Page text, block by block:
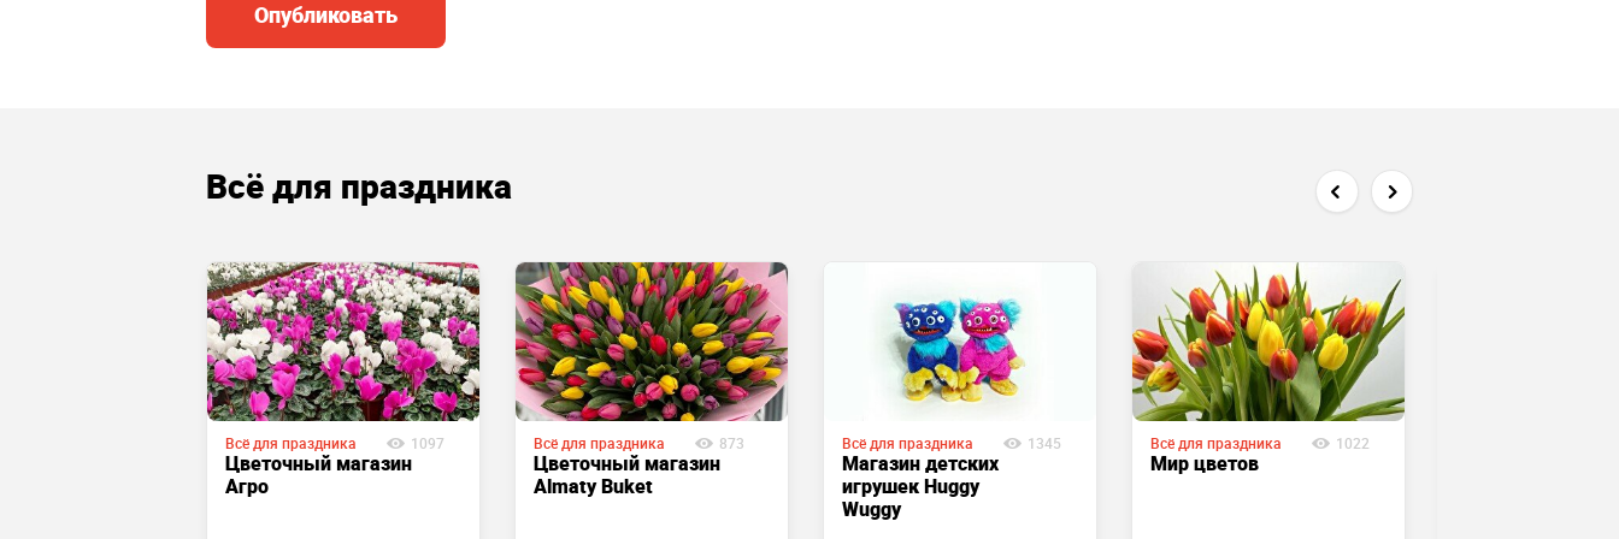
Опубликовать
Всё для праздника
Всё для праздника 1097
Цветочный магазин
Агро
Всё для праздника 873
Цветочный магазин
Almaty Buket
Всё для праздника 1345
Магазин детских
игрушек Huggy
Wuggy
Всё для праздника 1022
Мир цветов